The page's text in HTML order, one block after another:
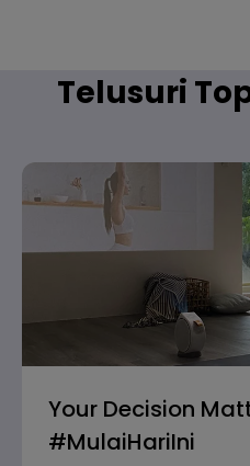
Telusuri
Your Decision
#MulaiHariIni